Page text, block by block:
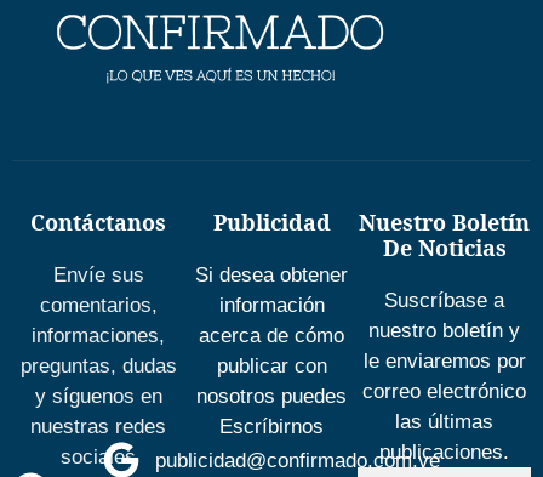
Contáctanos
Envíe sus
comentarios,
informaciones,
preguntas, dudas
y síguenos en
nuestras redes
sociales
Publicidad
Si desea obtener
información
acerca de cómo
publicar con
nosotros puedes
Escríbirnos
publicidad@confirmado.com.ve
Nuestro Boletín
De Noticias
Suscríbase a
nuestro boletín y
le enviaremos por
correo electrónico
las últimas
publicaciones.